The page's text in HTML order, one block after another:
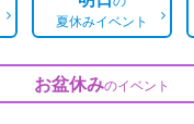
夏休みイベント
お盆休みのイベント